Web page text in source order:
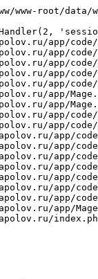
www-root/data/
app/
app/
app/
app/
app/
app/
app/
app/
app/
app/
app/
app/
app/
app/
app/
app/
app/